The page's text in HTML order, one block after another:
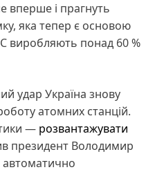
вперше і прагнуть
яка тепер є основою
виробляють понад 60 %
удар Україна знову
атомних станцій.
— розвантажувати
президент Володимир
автоматично